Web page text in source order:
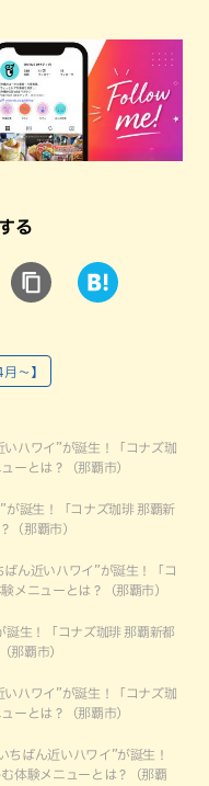
る
～】
いハワイ”が誕生！「コナズ珈
ーとは？（那覇市）
が誕生！「コナズ珈琲 那覇新
（那覇市）
ばん近いハワイ”が誕生！「コ
メニューとは？（那覇市）
誕生！「コナズ珈琲 那覇新都
那覇市）
いハワイ”が誕生！「コナズ珈
ーとは？（那覇市）
ちばん近いハワイ”が誕生！
体験メニューとは？（那覇